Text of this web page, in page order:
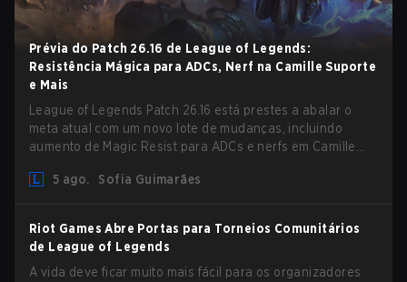
Prévia do Patch 26.16 de League of Legends:
Resistência Mágica para ADCs, Nerf na Camille Suporte
e Mais
League of Legends Patch 26.16 está prestes a abalar o
meta atual com um novo lote de mudanças, incluindo
aumento de Magic Resist para ADCs e nerfs em Camille
5 ago.
Sofia Guimarães
Riot Games Abre Portas para Torneios Comunitários
de League of Legends
A vida deve ficar muito mais fácil para os organizadores